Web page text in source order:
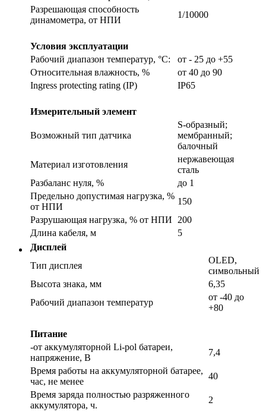
Разрешающая способность
динамометра, от НПИ
1/10000
Условия эксплуатации
Рабочий диапазон температур, °С:
от - 25 до +55
Относительная влажность, %
от 40 до 90
Ingress protecting rating (IP)
IP65
Измерительный элемент
Возможный тип датчика
S-образный;
мембранный;
балочный
Материал изготовления
нержавеющая
сталь
Разбаланс нуля, %
до 1
Предельно допустимая нагрузка, %
от НПИ
150
Разрушающая нагрузка, % от НПИ
200
Длина кабеля, м
5
Дисплей
Тип дисплея
OLED,
символьный
Высота знака, мм
6,35
Рабочий диапазон температур
от -40 до
+80
Питание
-от аккумуляторной Li-pol батареи,
напряжение, В
7,4
Время работы на аккумуляторной батарее,
час, не менее
40
Время заряда полностью разряженного
аккумулятора, ч.
2